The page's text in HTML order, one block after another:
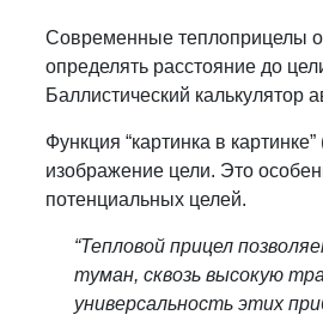
Современные теплоприцелы
определять расстояние до
Баллистический калькулятор
Функция “картинка в
изображение цели. Это
потенциальных целей.
“Тепловой прицел
туман, сквозь высокую
универсальность этих